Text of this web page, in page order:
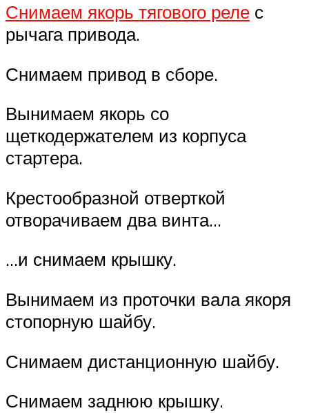
Снимаем якорь тягового реле с
рычага привода.
Снимаем привод в сборе.
Вынимаем якорь со
щеткодержателем из корпуса
стартера.
Крестообразной отверткой
отворачиваем два винта…
…и снимаем крышку.
Вынимаем из проточки вала якоря
стопорную шайбу.
Снимаем дистанционную шайбу.
Снимаем заднюю крышку.